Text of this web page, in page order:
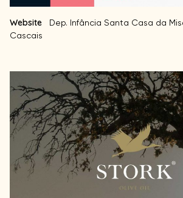
Website
Dep. Infância Santa Casa da
Cascais